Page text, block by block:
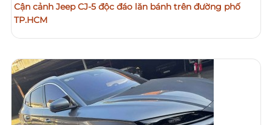
Cận cảnh Jeep CJ-5 độc đáo lăn bánh trên đường phố
TP.HCM